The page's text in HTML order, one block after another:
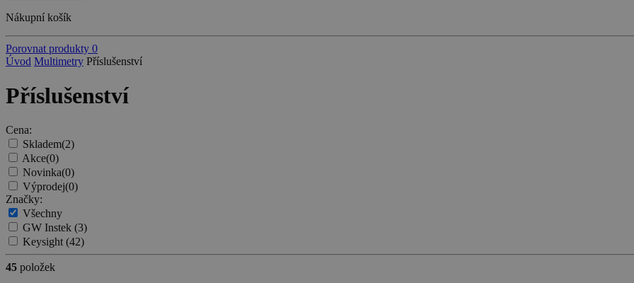
Nákupní košík
Porovnat produkty 0
Úvod Multimetry Příslušenství
Příslušenství
Cena:
Skladem(2)
Akce(0)
Novinka(0)
Výprodej(0)
Značky:
Všechny
GW Instek (3)
Keysight(42)
45 položek